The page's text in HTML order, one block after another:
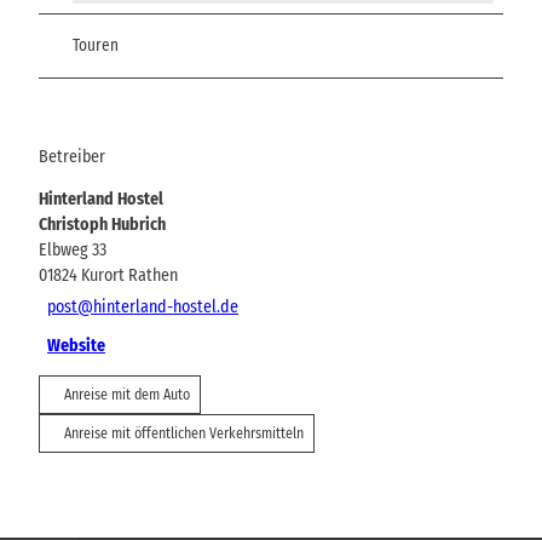
Touren
Betreiber
Hinterland Hostel
Christoph Hubrich
Elbweg 33
01824 Kurort Rathen
post@hinterland-hostel.de
Website
Anreise mit dem Auto
Anreise mit öffentlichen Verkehrsmitteln